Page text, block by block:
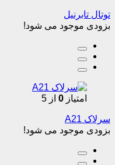
توتال تابرنیل
بزودی موجود می شود!
امتیاز 0 از 5
سرلاک A21
بزودی موجود می شود!